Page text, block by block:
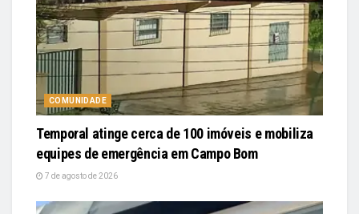
COMUNIDADE
Temporal atinge cerca de 100 imóveis e mobiliza
equipes de emergência em Campo Bom
7 de agosto de 2026